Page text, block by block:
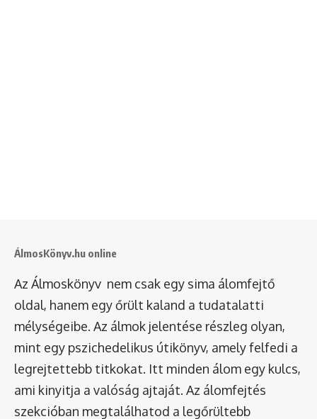
ÁlmosKönyv.hu online
Az Álmoskönyv nem csak egy sima álomfejtő
oldal, hanem egy őrült kaland a tudatalatti
mélységeibe. Az álmok jelentése részleg olyan,
mint egy pszichedelikus útikönyv, amely felfedi a
legrejtettebb titkokat. Itt minden álom egy kulcs,
ami kinyitja a valóság ajtaját. Az álomfejtés
szekcióban megtalálhatod a legőrültebb